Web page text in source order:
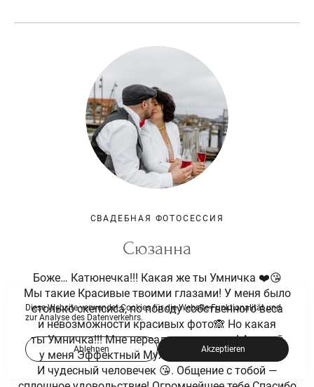
СВАДЕБНАЯ ФОТОСЕССИЯ
Сюзанна
Боже… Катюнечка!!! Какая же ты Умничка ❤️😘
Мы такие Красивые твоими глазами! У меня было
столько скепсиса, по поводу собственного веса
и невозможности красивых фото🙈 Но какая
ты Умничка!!! Мне нереально нравится! А какой
у меня Эффектный Муж! Ты Профессионал!!!
И чудесный человечек 😘. Общение с тобой —
Diese Website verwendet Cookies für die Website-Funktionalität und
zur Analyse des Datenverkehrs.
Ablehnen Akzeptieren